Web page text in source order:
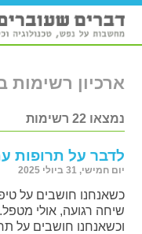
ארכיון רשימות
נמצאו 22 רשימות
לדבר על תרופות
יום חמישי, 31 ביולי 2025
כשאנחנו חושבים על
שיחה רגועה, אולי
וכשאנחנו חושבים על